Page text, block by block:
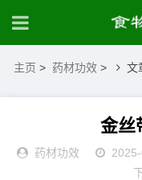
主页 > 药材功效 > 文
金丝
药材功效